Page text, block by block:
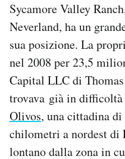
Sycamore Valley
Neverland, ha un
sua posizione. La
nel 2008 per 23,5
Capital LLC di
trovava già in
Olivos, una cittadina
chilometri a nordest di
lontano dalla zona in